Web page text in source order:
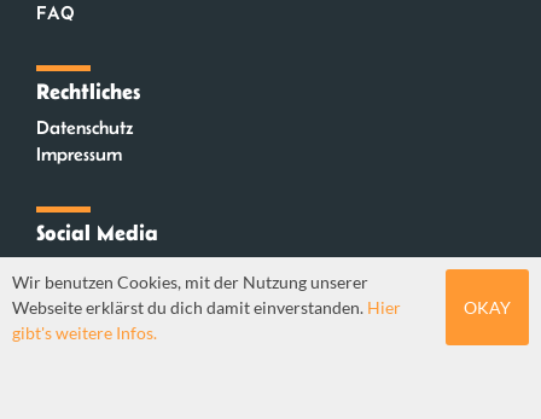
FAQ
Rechtliches
Datenschutz
Impressum
Social Media
Mastodon
Wir benutzen Cookies, mit der Nutzung unserer
Webseite erklärst du dich damit einverstanden. Hier
gibt's weitere Infos.
OKAY